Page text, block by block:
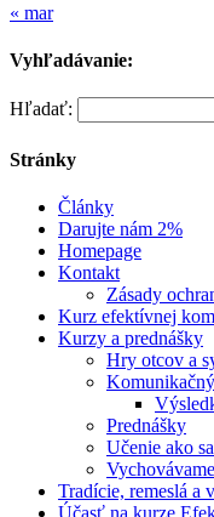
« mar
Vyhľadávanie:
Hľadať:
Stránky
Články
Darujte nám 2%
Homepage
Kontakt
Zásady
Kurz efektívnej
Kurzy a prednášky
Hry otcov a
Prednášky
Učenie ako
Tradície, remeslá a
Účasť na kurze